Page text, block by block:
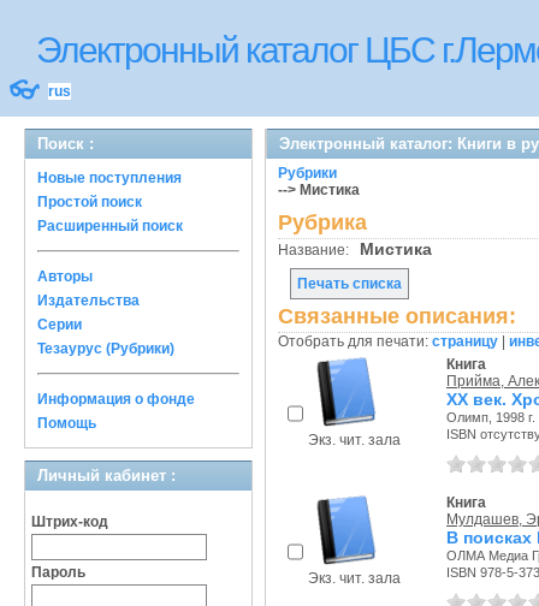
Электронный каталог ЦБС
👓 rus
Поиск :
Новые поступления
Простой поиск
Расширенный поиск
Авторы
Издательства
Серии
Тезаурус (Рубрики)
Информация о фонде
Помощь
Личный кабинет :
Штрих-код
Пароль
Электронный каталог: Книги в
Рубрики
--> Мистика
Рубрика
Название: Мистика
Печать списка
Связанные описания:
Отобрать для печати: страницу
Экз. чит. зала
Книга
Прийма,
XX век.
Олимп, 1998 г.
ISBN
Экз. чит. зала
Книга
Мулдашев,
В
ОЛМА Медиа
ISBN 978-5-